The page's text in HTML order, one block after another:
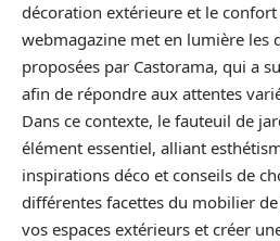
décoration extérieure et le confort
webmagazine met en lumière les
proposées par Castorama, qui a
afin de répondre aux attentes
Dans ce contexte, le fauteuil de
élément essentiel, alliant
inspirations déco et conseils de
différentes facettes du mobilier
vos espaces extérieurs et créer